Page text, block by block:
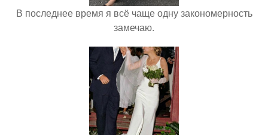
В последнее время я всё чаще одну закономерность
замечаю.